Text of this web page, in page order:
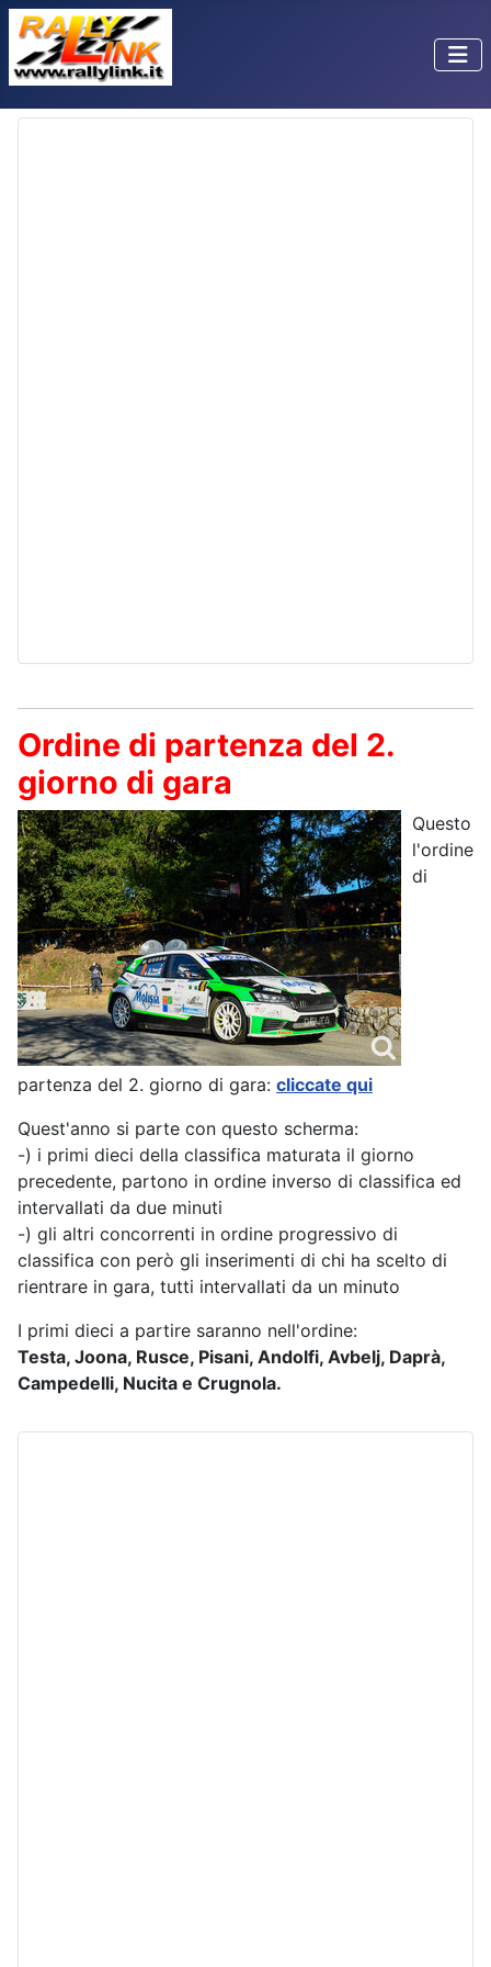
Ordine di partenza del 2.
giorno di gara
Questo
l'ordine
di
partenza del 2. giorno di gara: cliccate qui
Quest'anno si parte con questo scherma:
-) i primi dieci della classifica maturata il giorno
precedente, partono in ordine inverso di classifica ed
intervallati da due minuti
-) gli altri concorrenti in ordine progressivo di
classifica con però gli inserimenti di chi ha scelto di
rientrare in gara, tutti intervallati da un minuto
I primi dieci a partire saranno nell'ordine:
Testa, Joona, Rusce, Pisani, Andolfi, Avbelj, Daprà,
Campedelli, Nucita e Crugnola.